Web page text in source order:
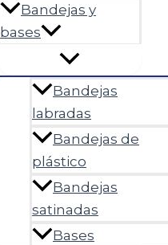
Bandejas y
bases
Bandejas
labradas
Bandejas de
plástico
Bandejas
satinadas
Bases